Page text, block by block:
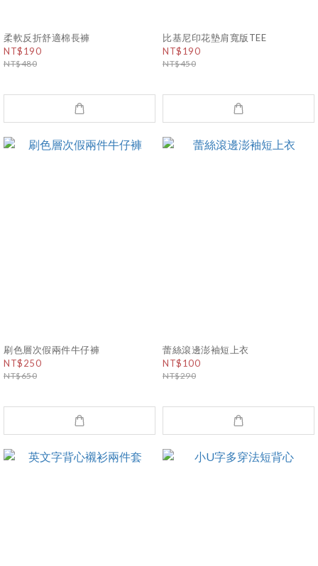
柔軟反折舒適棉長褲
NT$190
NT$480
比基尼印花墊肩寬版TEE
NT$190
NT$450
刷色層次假兩件牛仔褲
NT$250
NT$650
蕾絲滾邊澎袖短上衣
NT$100
NT$290